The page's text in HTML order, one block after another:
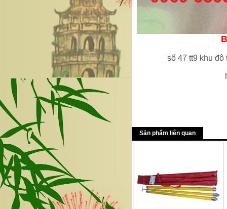
số 47 tt9 khu
Sản phẩm liên quan